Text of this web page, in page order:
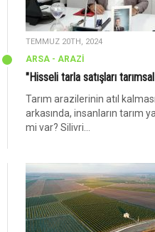
TEMMUZ 20TH, 2024
ARSA - ARAZİ
"Hisseli tarla satışları
Tarım arazilerinin atıl
arkasında, insanların tarım
mi var? Silivri...